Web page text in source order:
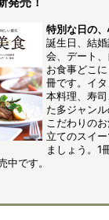
特別な日の、
誕生日、結
会、デート
お食事どこ
冊です。イ
本料理、寿
た多ジャン
こだわりの
立てのスイ
ましょう。1
中です。